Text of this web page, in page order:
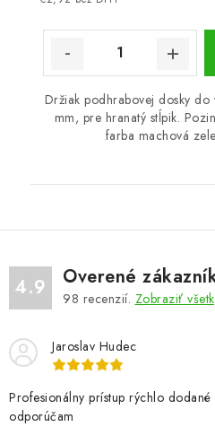
Držiak podhrabovej dosky
mm, pre hranatý stĺpik.
farba machová
4.9 Overené
98 recenzií. Zobraziť
Jaroslav Hudec
Profesionálny prístup rýchlo
odporúčam